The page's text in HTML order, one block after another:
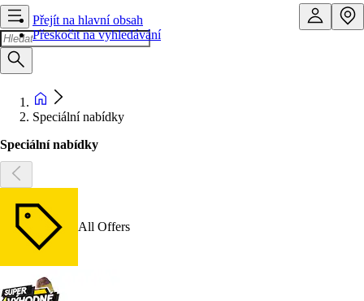
Přejít na hlavní obsah
Přeskočit na vyhledávání
Speciální nabídky
Speciální nabídky
All Offers